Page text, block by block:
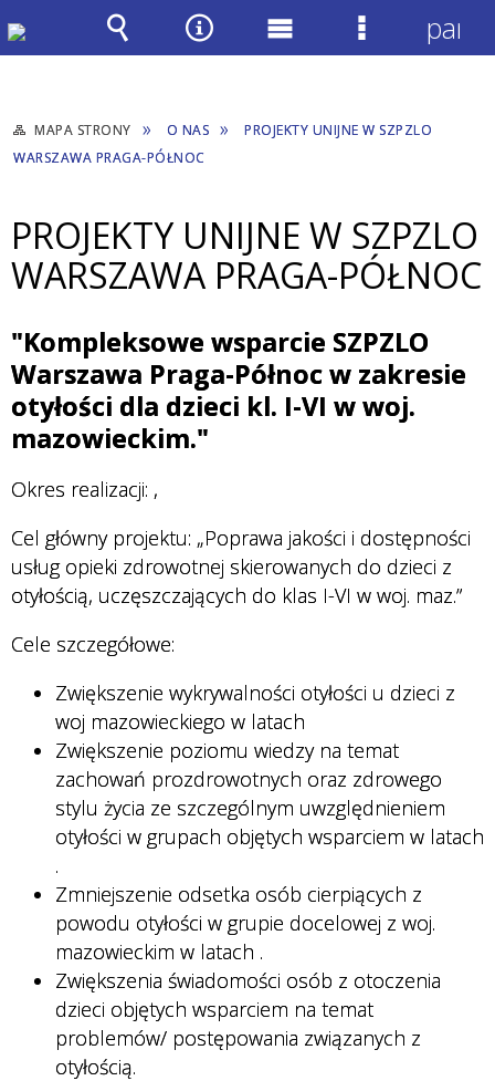
MAPA STRONY O NAS
PROJEKTY UNIJNE W SZPZLO
WARSZAWA PRAGA-PÓŁNOC
PROJEKTY UNIJNE W SZPZLO
WARSZAWA PRAGA-PÓŁNOC
"Kompleksowe wsparcie SZPZLO
Warszawa Praga-Północ w zakresie
otyłości dla dzieci kl. I-VI w woj.
mazowieckim."
Okres realizacji: ,
Cel główny projektu: „Poprawa jakości i dostępności
usług opieki zdrowotnej skierowanych do dzieci z
otyłością, uczęszczających do klas I-VI w woj. maz.”
Cele szczegółowe:
Zwiększenie wykrywalności otyłości u dzieci z
woj mazowieckiego w latach
Zwiększenie poziomu wiedzy na temat
zachowań prozdrowotnych oraz zdrowego
stylu życia ze szczególnym uwzględnieniem
otyłości w grupach objętych wsparciem w latach
.
Zmniejszenie odsetka osób cierpiących z
powodu otyłości w grupie docelowej z woj.
mazowieckim w latach .
Zwiększenia świadomości osób z otoczenia
dzieci objętych wsparciem na temat
problemów/ postępowania związanych z
otyłością.
Wyszukiwarka
Narzędzia
Menu Menu
panel